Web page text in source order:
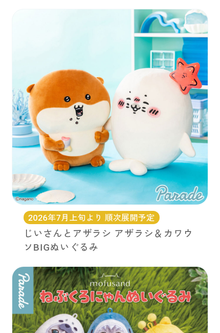
2026年7月上旬より 順次展開予定
じいさんとアザラシ アザラシ＆カワウ
ソBIGぬいぐるみ